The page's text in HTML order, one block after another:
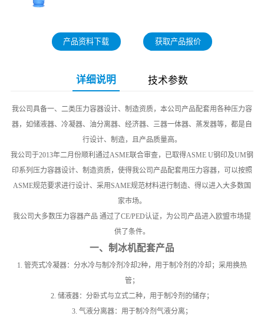
产品资料下载 获取产品报价
详细说明 技术参数
我公司具备一、二类压力容器设计、制造资质，本公司产品配套用各种压力容
器，如储液器、冷凝器、油分离器、经济器、三器一体器、蒸发器等，都是自
行设计、制造，且产品质量高。
我公司于2013年二月份顺利通过ASME联合审查，已取得ASME U钢印及UM钢
印系列压力容器设计、制造资质，使得我公司产品配套用压力容器，可以按照
ASME规范要求进行设计、采用SAME规范材料进行制造、得以进入大多数国
家市场。
我公司大多数压力容器产品 通过了CE/PED认证，为公司产品进入欧盟市场提
供了条件。
一、制冰机配套产品
1. 管壳式冷凝器：分水冷与制冷剂冷却2种，用于制冷剂的冷却；采用换热
管；
2. 储液器：分卧式与立式二种，用于制冷剂的储存；
3. 气液分离器：用于制冷剂气液分离；